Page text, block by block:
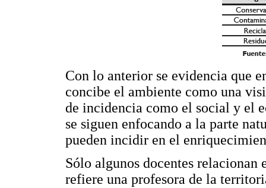
Con lo anterior se evidencia que
concibe el ambiente como una
de incidencia como el social y el
se siguen enfocando a la parte
pueden incidir en el
Sólo algunos docentes
refiere una profesora de la